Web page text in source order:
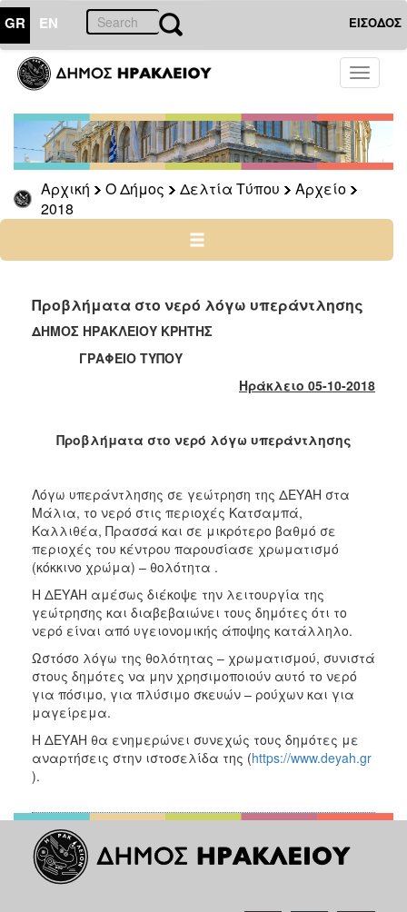
GR EN ΕΙΣΟΔΟΣ
Toggle
Αρχική Ο Δήμος Δελτία Τύπου
Αρχείο
2018
ΔΗΜΟΣ
Δελτία
Τύπου
Αρχείο
2026
2025
2022
2021
2020
2017
2015
2013
2012
2011
2010
2006
ΠΟΛΙΤΙΣΜΟΣ
ΑΝΘΕΚΤΙΚΗ
Προβλήματα στο νερό λόγω υπεράντλησης
ΔΗΜΟΣ ΗΡΑΚΛΕΙΟΥ ΚΡΗΤΗΣ
ΓΡΑΦΕΙΟ ΤΥΠΟΥ
Ηράκλειο 05-10-2018
Προβλήματα στο νερό λόγω υπεράντλησης
Λόγω υπεράντλησης σε γεώτρηση της ΔΕΥΑΗ στα
Μάλια, το νερό στις περιοχές Κατσαμπά,
Καλλιθέα, Πρασσά και σε μικρότερο βαθμό σε
περιοχές του κέντρου παρουσίασε χρωματισμό
(κόκκινο χρώμα) – θολότητα .
Η ΔΕΥΑΗ αμέσως διέκοψε την λειτουργία της
γεώτρησης και διαβεβαιώνει τους δημότες ότι το
νερό είναι από υγειονομικής άποψης κατάλληλο.
Ωστόσο λόγω της θολότητας – χρωματισμού, συνιστά
στους δημότες να μην χρησιμοποιούν αυτό το νερό
για πόσιμο, για πλύσιμο σκευών – ρούχων και για
μαγείρεμα.
Η ΔΕΥΑΗ θα ενημερώνει συνεχώς τους δημότες με
αναρτήσεις στην ιστοσελίδα της (https://www.deyah.gr
).